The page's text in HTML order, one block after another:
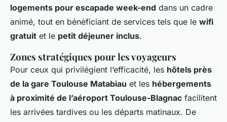
logements pour escapade week-end dans un cadre
animé, tout en bénéficiant de services tels que le wifi
gratuit et le petit déjeuner inclus.
Zones stratégiques pour les voyageurs
Pour ceux qui privilégient l’efficacité, les hôtels près
de la gare Toulouse Matabiau et les hébergements
à proximité de l’aéroport Toulouse-Blagnac facilitent
les arrivées tardives ou les départs matinaux. De